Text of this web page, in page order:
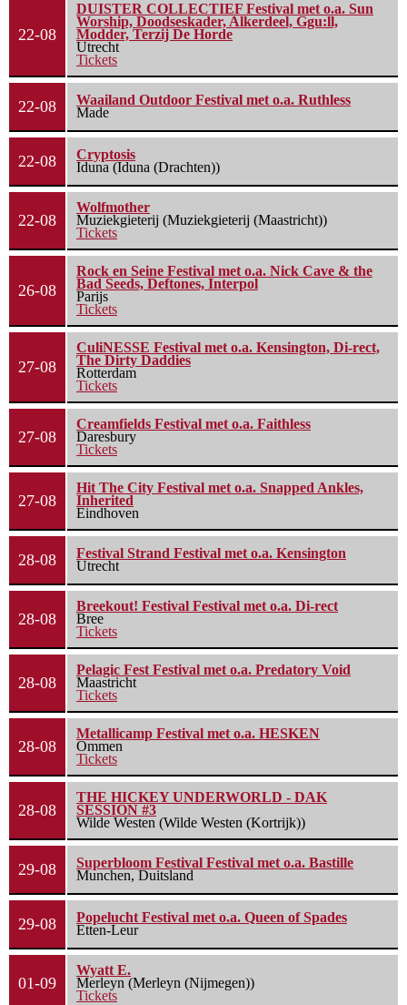
22-08
DUISTER COLLECTIEF Festival met o.a. Sun
Worship, Doodseskader, Alkerdeel, Ggu:ll,
Modder, Terzij De Horde
Utrecht
Tickets
22-08
Waailand Outdoor Festival met o.a. Ruthless
Made
22-08
Cryptosis
Iduna (Iduna (Drachten))
22-08
Wolfmother
Muziekgieterij (Muziekgieterij (Maastricht))
Tickets
26-08
Rock en Seine Festival met o.a. Nick Cave & the
Bad Seeds, Deftones, Interpol
Parijs
Tickets
27-08
CuliNESSE Festival met o.a. Kensington, Di-rect,
The Dirty Daddies
Rotterdam
Tickets
27-08
Creamfields Festival met o.a. Faithless
Daresbury
Tickets
27-08
Hit The City Festival met o.a. Snapped Ankles,
Inherited
Eindhoven
28-08
Festival Strand Festival met o.a. Kensington
Utrecht
28-08
Breekout! Festival Festival met o.a. Di-rect
Bree
Tickets
28-08
Pelagic Fest Festival met o.a. Predatory Void
Maastricht
Tickets
28-08
Metallicamp Festival met o.a. HESKEN
Ommen
Tickets
28-08
THE HICKEY UNDERWORLD - DAK
SESSION #3
Wilde Westen (Wilde Westen (Kortrijk))
29-08
Superbloom Festival Festival met o.a. Bastille
Munchen, Duitsland
29-08
Popelucht Festival met o.a. Queen of Spades
Etten-Leur
01-09
Wyatt E.
Merleyn (Merleyn (Nijmegen))
Tickets